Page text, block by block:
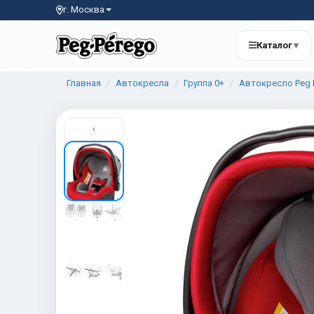
г. Москва
Каталог▾
Главная Автокресла Группа 0+ Автокресло Peg
‹